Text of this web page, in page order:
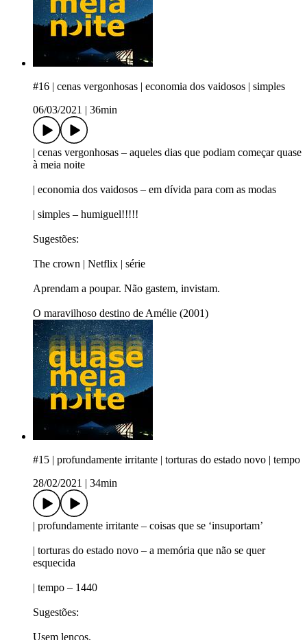
#16 | cenas vergonhosas | economia dos vaidosos | simples
06/03/2021
36min
| cenas vergonhosas – aqueles dias que podiam começar quase
à meia noite
| economia dos vaidosos – em dívida para com as modas
| simples – humiguel!!!!!
Sugestões:
The crown | Netflix | série
Aprendam a poupar. Não gastem, invistam.
O maravilhoso destino de Amélie (2001)
#15 | profundamente irritante | torturas do estado novo | tempo
28/02/2021
34min
| profundamente irritante – coisas que se ‘insuportam’
| torturas do estado novo – a memória que não se quer
esquecida
| tempo – 1440
Sugestões:
Usem lenços.